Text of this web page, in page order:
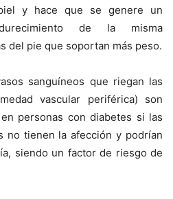
y hace que se genere un
de la misma
del pie que soportan más peso.
sanguíneos que riegan las
vascular periférica) son
personas con diabetes si las
no tienen la afección y podrían
siendo un factor de riesgo de